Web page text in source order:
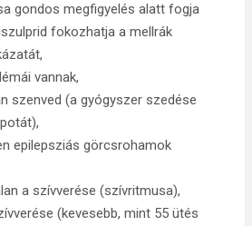
gondos megfigyelés alatt fogja
fokozhatja a mellrák
vannak,
szenved (a gyógyszer szedése
epilepsziás görcsrohamok
a szívverése (szívritmusa),
(kevesebb, mint 55 ütés